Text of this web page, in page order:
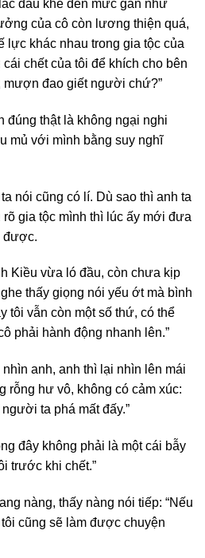
đầu khẽ đến mức gần như
của cô còn lương thiện quá,
lực khác nhau trong gia tộc của
chết của tôi để khích cho bên
mượn đao giết người chứ?”
đúng thật là không ngại nghi
mủ với mình bằng suy nghĩ
nói cũng có lí. Dù sao thì anh ta
gia tộc mình thì lúc ấy mới đưa
được.
Kiều vừa ló đầu, còn chưa kịp
thấy giọng nói yếu ớt mà bình
tôi vẫn còn một số thứ, có thể
phải hành động nhanh lên.”
anh, anh thì lại nhìn lên mái
rỗng hư vô, không có cảm xúc:
ta phá mất đấy.”
đây không phải là một cái bẫy
trước khi chết.”
nàng, thấy nàng nói tiếp: “Nếu
cũng sẽ làm được chuyện